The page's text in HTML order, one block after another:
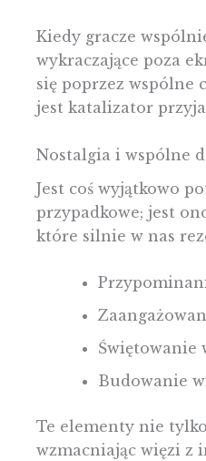
Kiedy gracze
wykraczające poza
się poprzez wspólne
jest katalizator
Nostalgia i wspólne
Jest coś wyjątkowo
przypadkowe; jest
które silnie w nas
Budowanie
Te elementy nie
wzmacniając więzi z